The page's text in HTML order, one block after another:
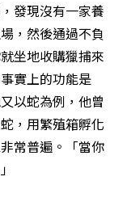
發現沒有一家養
，然後通過不負
坐地收購獵捕來
實上的功能是
以蛇為例，他曾
，用繁殖箱孵化
常普遍。「當你